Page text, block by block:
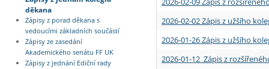
děkana
Zápisy z porad děkana s
vedoucími základních součástí
Zápisy ze zasedání
Akademického senátu FF UK
Zápisy z jednání Ediční rady
2026-02-02 Zápis z užšího
2026-01-26 Zápis z užšího
2026-01-12 Zápis z